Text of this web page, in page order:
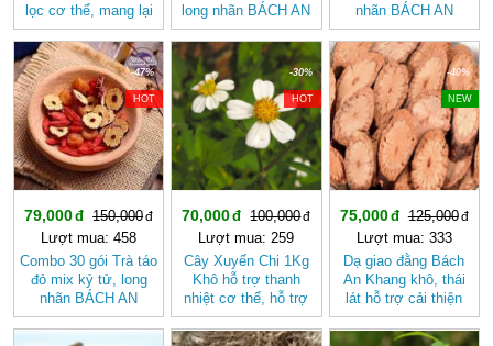
lọc cơ thể, mang lại
cảm giác nhẹ nhàng
long nhãn BÁCH AN
KHANG - Trà Thảo
Mộc , Ngủ Ngon
nhãn BÁCH AN
KHANG
-47%
HOT
79,000
150,000
Lượt mua: 458
Combo 30 gói Trà táo
đỏ mix kỷ tử, long
nhãn BÁCH AN
KHANG - Trà Thảo
Mộc , Ngủ Ngon
-30%
HOT
70,000
100,000
Lượt mua: 259
Cây Xuyến Chi 1Kg
Khô hỗ trợ thanh
nhiệt cơ thể, hỗ trợ
tiêu hóa BÁCH AN
KHANG
-40%
NEW
75,000
125,000
Lượt mua: 333
Dạ giao đằng Bách
An Khang khô, thái
lát hỗ trợ cải thiện
giấc ngủ